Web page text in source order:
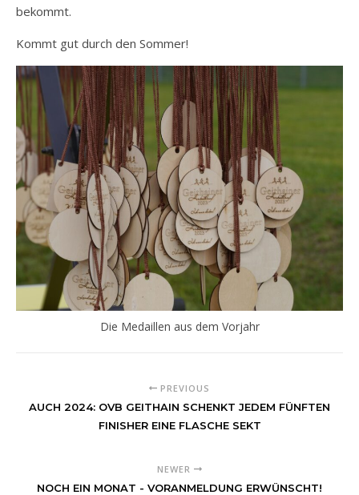
bekommt.
Kommt gut durch den Sommer!
Die Medaillen aus dem Vorjahr
PREVIOUS
AUCH 2024: OVB GEITHAIN SCHENKT JEDEM FÜNFTEN
FINISHER EINE FLASCHE SEKT
NEWER
NOCH EIN MONAT - VORANMELDUNG ERWÜNSCHT!